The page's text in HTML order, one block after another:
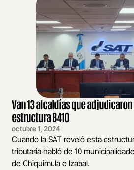
Van 13 alcaldías que
estructura B410
octubre 1, 2024
Cuando la SAT reveló esta
tributaria habló de 10
de Chiquimula e Izabal.